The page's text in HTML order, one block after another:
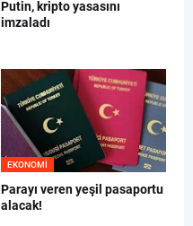
Putin, kripto yasasını
imzaladı
EKONOMI
Parayı veren yeşil pasaportu
alacak!